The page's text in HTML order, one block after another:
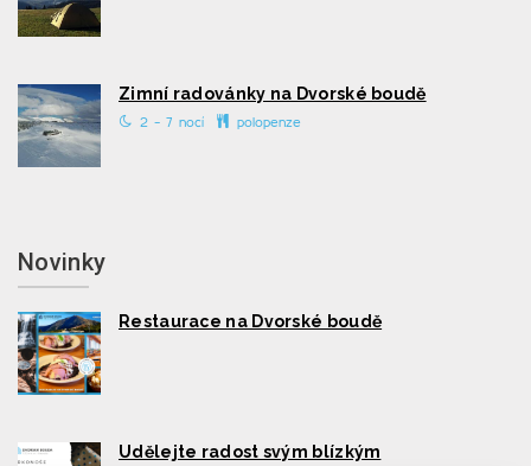
Zimní radovánky na Dvorské boudě
2 - 7 nocí polopenze
Novinky
Restaurace na Dvorské boudě
Udělejte radost svým blízkým